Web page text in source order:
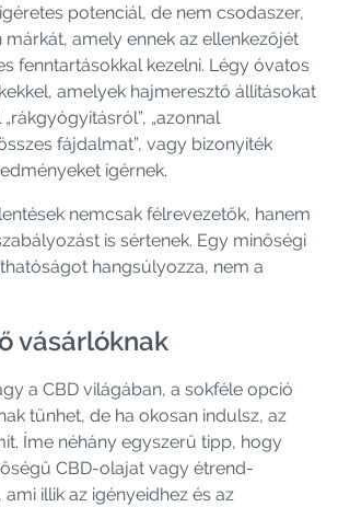
potenciál, de nem csodaszer,
amely ennek az ellenkezőjét
fenntartásokkal kezelni. Légy óvatos
amelyek hajmeresztő állításokat
„azonnal
fájdalmat”, vagy bizonyíték
ígérnek.
nemcsak félrevezetők, hanem
is sértenek. Egy minőségi
hangsúlyozza, nem a
vásárlóknak
a CBD világában, a sokféle opció
tűnhet, de ha okosan indulsz, az
Íme néhány egyszerű tipp, hogy
CBD-olajat vagy étrend-
illik az igényeidhez és az